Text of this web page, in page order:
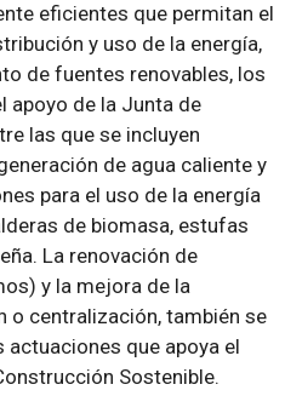
eficientes que permitan el
y uso de la energía,
de fuentes renovables, los
apoyo de la Junta de
las que se incluyen
de agua caliente y
para el uso de la energía
de biomasa, estufas
La renovación de
y la mejora de la
o centralización, también se
que apoya el
Sostenible.